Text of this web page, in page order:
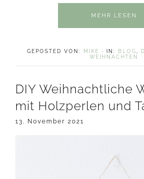
MEHR LESEN
GEPOSTED VON: MIKE · IN: BLOG,
WEIHNACHTEN
DIY Weihnachtliche
mit Holzperlen und
13. November 2021